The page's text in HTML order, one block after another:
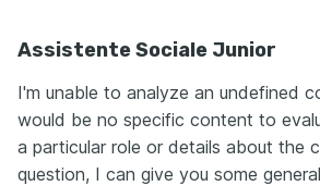
Assistente Sociale Junior
I'm unable to analyze an undefined
would be no specific content to
a particular role or details about the
question, I can give you some